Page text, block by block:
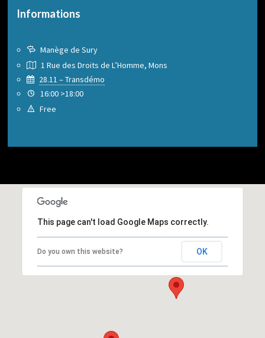
Informations
Manège de Sury
1 Rue des Droits de L’Homme, Mons
28.11 – Transdémo
16:00 >18:00
Free
This page can't load Google Maps correctly.
Do you own this website? OK